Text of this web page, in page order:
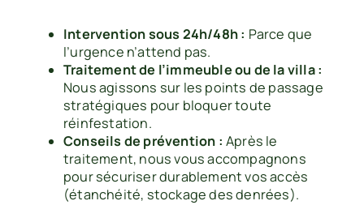
Intervention sous 24h/48h : Parce que
l’urgence n’attend pas.
Traitement de l’immeuble ou de la villa :
Nous agissons sur les points de passage
stratégiques pour bloquer toute
réinfestation.
Conseils de prévention : Après le
traitement, nous vous accompagnons
pour sécuriser durablement vos accès
(étanchéité, stockage des denrées).